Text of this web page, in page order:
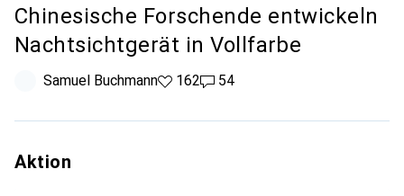
Chinesische Forschende entwickeln
Nachtsichtgerät in Vollfarbe
Samuel Buchmann162 Likes
16254 Kommentare
54
Aktion